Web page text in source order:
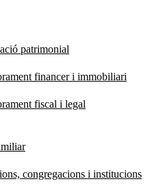
patrimonial
financer i immobiliari
fiscal i legal
congregacions i institucions